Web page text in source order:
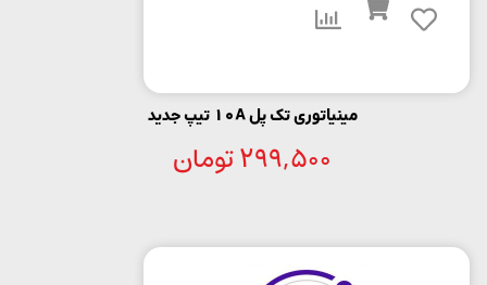
مینیاتوری تک پل 10A تیپ جدید
299,500تومان